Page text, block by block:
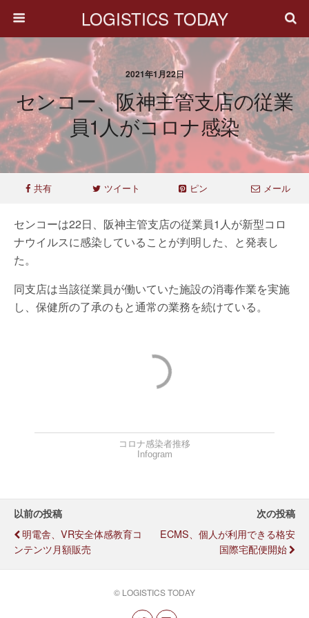
LOGISTICS TODAY
2021年1月22日
センコー、阪神主管支店の従業
員1人がコロナ感染
共有 ツイート ピン メール
センコーは22日、阪神主管支店の従業員1人が新型コロ
ナウイルスに感染していることが判明した、と発表し
た。
同支店は当該従業員が働いていた施設の消毒作業を実施
し、保健所の了承のもと通常の業務を続けている。
コロナ感染者推移
Infogram
以前の投稿
明電舎、VR安全体感教育コ
ンテンツ月額販売
次の投稿
ECMS、個人が利用できる格安
国際宅配便開始
© LOGISTICS TODAY